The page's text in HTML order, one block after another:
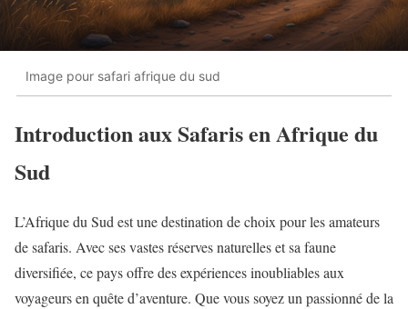
Image pour safari afrique du sud
Introduction aux Safaris en Afrique du
Sud
L’Afrique du Sud est une destination de choix pour les amateurs
de safaris. Avec ses vastes réserves naturelles et sa faune
diversifiée, ce pays offre des expériences inoubliables aux
voyageurs en quête d’aventure. Que vous soyez un passionné de la